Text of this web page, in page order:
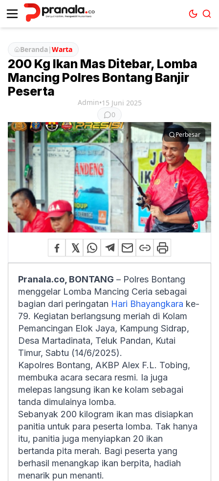
Beranda|Warta
200 Kg Ikan Mas Ditebar, Lomba
Mancing Polres Bontang Banjir
Peserta
Admin•15 Juni 2025
0
Perbesar
Pranala.co, BONTANG – Polres Bontang
menggelar Lomba Mancing Ceria sebagai
bagian dari peringatan Hari Bhayangkara ke-
79. Kegiatan berlangsung meriah di Kolam
Pemancingan Elok Jaya, Kampung Sidrap,
Desa Martadinata, Teluk Pandan, Kutai
Timur, Sabtu (14/6/2025).
Kapolres Bontang, AKBP Alex F.L. Tobing,
membuka acara secara resmi. Ia juga
melepas langsung ikan ke kolam sebagai
tanda dimulainya lomba.
Sebanyak 200 kilogram ikan mas disiapkan
panitia untuk para peserta lomba. Tak hanya
itu, panitia juga menyiapkan 20 ikan
bertanda pita merah. Bagi peserta yang
berhasil menangkap ikan berpita, hadiah
menarik pun menanti.